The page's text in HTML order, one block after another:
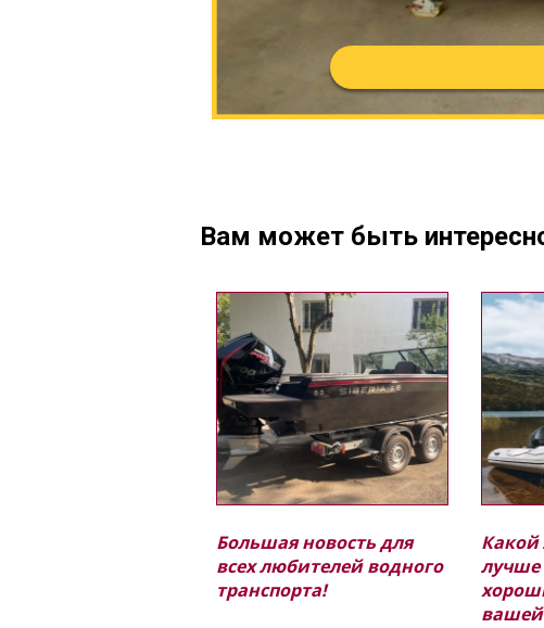
Вам может быть
Большая новость для
всех любителей водного
транспорта!
лучше